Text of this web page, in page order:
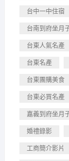
台中一中住宿
台南到府坐月
台東人氣名產
台東名產
台東團購美食
台東必買名產
嘉義到府坐月
婚禮錄影
工商簡介影片